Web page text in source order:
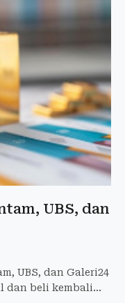
UBS, dan
UBS, dan Galeri24
dan beli kembali